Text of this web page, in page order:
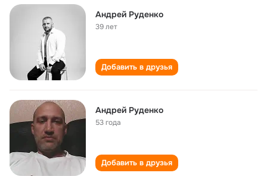
Андрей Руденко
39 лет
Добавить в друзья
Андрей Руденко
53 года
Добавить в друзья